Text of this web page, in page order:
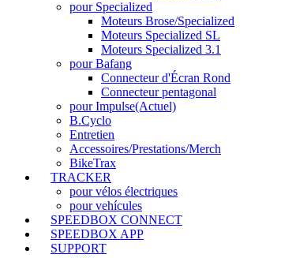
pour Specialized
Moteurs Brose/Specialized
Moteurs Specialized SL
Moteurs Specialized 3.1
pour Bafang
Connecteur d'Écran Rond
Connecteur pentagonal
pour Impulse(Actuel)
B.Cyclo
Entretien
Accessoires/Prestations/Merch
BikeTrax
TRACKER
pour vélos électriques
pour vehícules
SPEEDBOX CONNECT
SPEEDBOX APP
SUPPORT